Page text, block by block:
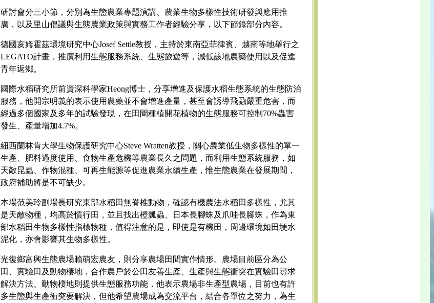
研討會分三小節，分別為生態農業專題演講、農業生物多樣性技術研發與應用推
廣，以及里山倡議與生態農業政策與實務工作者經驗分享，以下節錄部分內容。
德國亥姆霍茲環境研究中心Josef Settle教授，主持於東南亞菲律賓、越南等地舉行之
LEGATO計畫，推廣利用生態服務系統、生態旅遊等，減低該地農藥使用以及促進
青年返鄉。
國際水稻研究所前資深科學家Heong博士，分享增進及保護水稻生態系統的生態防治
服務，他開宗明義的表示使用農藥並不會增進產量，甚至會誘導飛蝨嚴重危害，而
經過多個國家及多年的試驗發現，在田間種植開花植物的生態服務可控制70%蟲害
發生、產量增加4.7%。
紐西蘭林肯大學生物保護研究中心Steve Wratten教授，關心農業低生物多樣性的單一
生產、肥料過度使用、食物生產危機等農業長久之問題，而利用生態系統服務，如
天敵昆蟲、作物混種、可再生能源等促進農業永續生產，惟生態農業在發展期間，
政府補助將是不可缺少。
本場范美玲副場長研究東部水稻田無脊椎動物，確認有機農法水稻田多樣性，尤其
是天敵物種，均高於慣行田，並且找出橙瓢蟲、日本長腳蛛及爪哇長腳蛛，作為東
部水稻田生物多樣性指標物種，值得注意的是，即使是有機田，周邊環境如田埂水
泥化，亦會影響其生物多樣性。
光復鄉富興生態農場賴萌宏農友，則分享農場田間實作情形。農場目前區分為公
田、實驗田及動物棲地，合作農戶於公田友善生產、生產與生態衝突在實驗田尋求
解決方法、動物棲地則提供生態服務功能，他表示農場非生產型農場，目前也有許
多生態與生產衝突要解決，但他希望農場成為交流平台，結合各單位之努力，為生